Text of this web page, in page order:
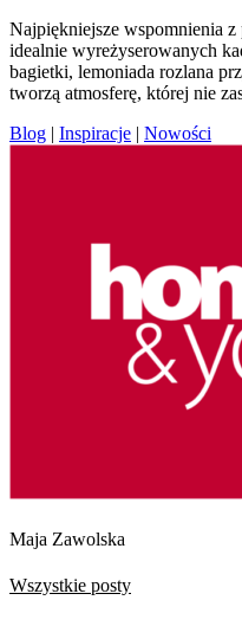
Najpiękniejsze wspomnienia
idealnie wyreżyserowanych
bagietki, lemoniada rozlana
tworzą atmosferę, której nie
Blog | Inspiracje | Nowości
Maja Zawolska
Wszystkie posty